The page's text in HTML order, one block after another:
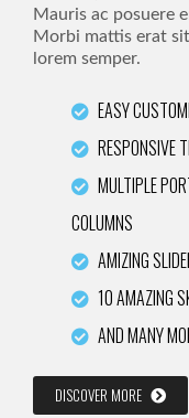
Mauris ac posuere
Morbi mattis erat
lorem semper.
EASY
RESPONSIVE
MULTIPLE
COLUMNS
AMIZING
10 AMAZING
AND MANY
DISCOVER MORE